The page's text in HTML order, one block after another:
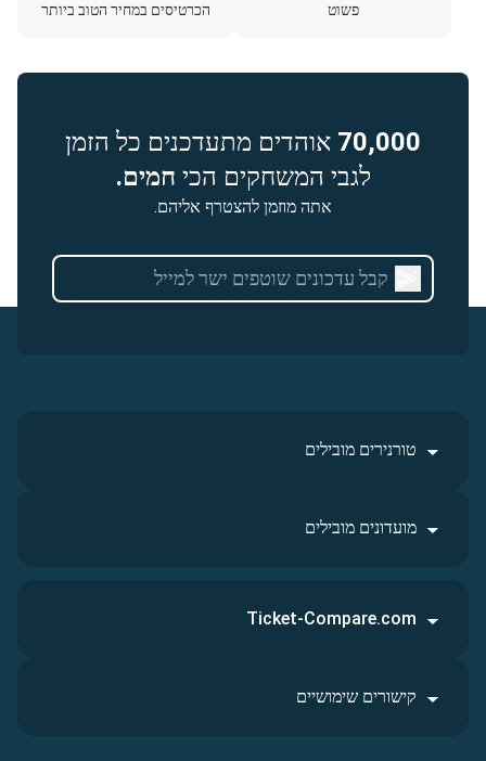
פשוט
הכרטיסים במחיר הטוב ביותר
70,000 אוהדים מתעדכנים כל הזמן
לגבי המשחקים הכי חמים.
אתה מוזמן להצטרף אליהם.
טורנירים מובילים
מועדונים מובילים
Ticket-Compare.com
קישורים שימושיים